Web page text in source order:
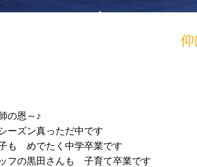
仰
の恩～♪
ーズン真っただ中です
も めでたく中学卒業です
フの黒田さんも 子育て卒業です